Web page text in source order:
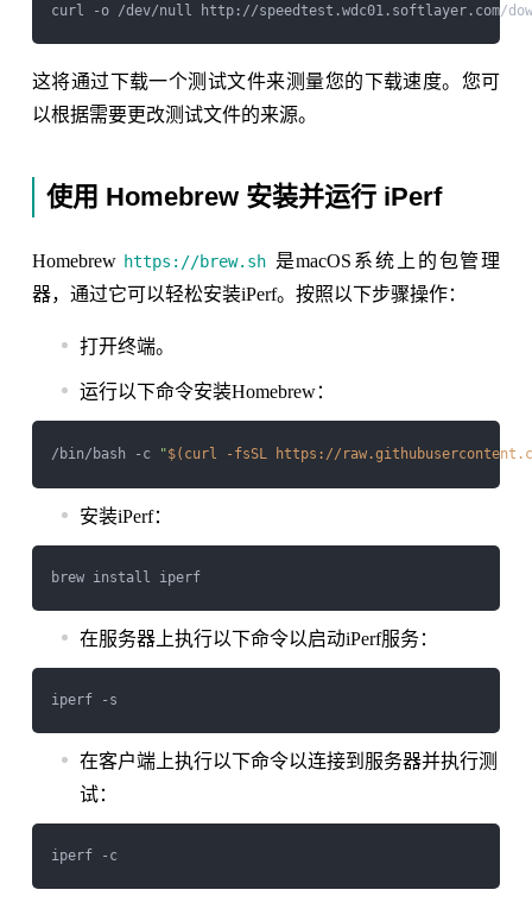
这将通过下载一个测试文件来测量您的下载速度。您可
以根据需要更改测试文件的来源。
使用 Homebrew 安装并运行 iPerf
Homebrew https://brew.sh 是macOS系统上的包管理
器，通过它可以轻松安装iPerf。按照以下步骤操作：
打开终端。
运行以下命令安装Homebrew：
/bin/bash -c "$(curl -fsSL https://
安装iPerf：
brew install iperf
在服务器上执行以下命令以启动iPerf服务：
在客户端上执行以下命令以连接到服务器并执行测
试：